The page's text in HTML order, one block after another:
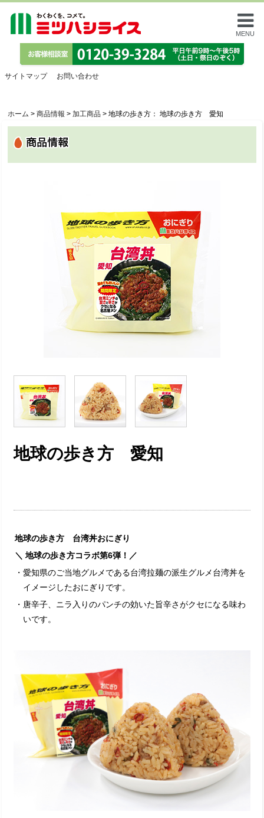
MENU
サイトマップ お問い合わせ
ホーム > 商品情報 > 加工商品 > 地球の歩き方： 地球の歩き方 愛知
地球の歩き方 愛知
地球の歩き方 台湾丼おにぎり
＼ 地球の歩き方コラボ第6弾！／
・愛知県のご当地グルメである台湾拉麺の派生グルメ台湾丼を
イメージしたおにぎりです。
・唐辛子、ニラ入りのパンチの効いた旨辛さがクセになる味わ
いです。